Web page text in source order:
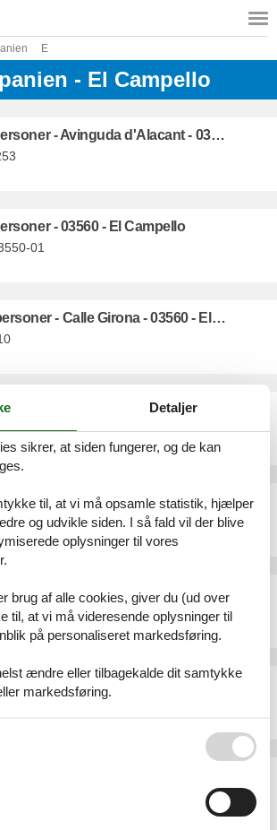
E
- El Campello
Ferielejlighed - 6 personer - Avinguda d'Alacant - 03560 - El Campello
- 03560 - El Campello
01
Sommerhus - 14 personer - Calle Girona - 03560 - El Campello
Sommerhus - 10 personer - Carrer d'Herbers - 03560 - El Campello
Ferielejlighed - 4 personer - Calle de Velázquez - 03560 - El Campello
Ferielejlighed - 6 personer - Avinguda d'Alacant - 03560 - El Campello
Detaljer
sikrer, at siden fungerer, og de kan
til, at vi må opsamle statistik, hjælper
og udvikle siden. I så fald vil der blive
oplysninger til vores
brug af alle cookies, giver du (ud over
til, at vi må videresende oplysninger til
på personaliseret markedsføring.
ændre eller tilbagekalde dit samtykke
markedsføring.